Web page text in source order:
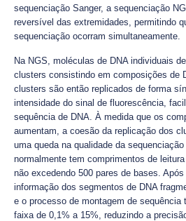
sequenciação Sanger, a sequenciação
reversível das extremidades, permitindo
sequenciação ocorram simultaneamente.
Na NGS, moléculas de DNA individuais
clusters consistindo em composições de
clusters são então replicados de forma
intensidade do sinal de fluorescência,
sequência de DNA. À medida que os
aumentam, a coesão da replicação dos
uma queda na qualidade da
normalmente tem comprimentos de
não excedendo 500 pares de bases.
informação dos segmentos de DNA
e o processo de montagem de sequência
faixa de 0,1% a 15%, reduzindo a